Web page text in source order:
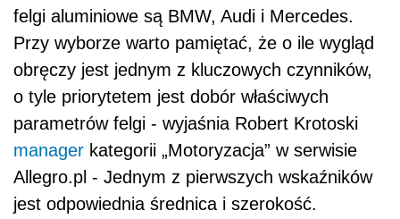
felgi aluminiowe są BMW, Audi i Mercedes.
Przy wyborze warto pamiętać, że o ile wygląd
obręczy jest jednym z kluczowych czynników,
o tyle priorytetem jest dobór właściwych
parametrów felgi - wyjaśnia Robert Krotoski
manager kategorii „Motoryzacja” w serwisie
Allegro.pl - Jednym z pierwszych wskaźników
jest odpowiednia średnica i szerokość.